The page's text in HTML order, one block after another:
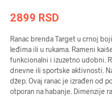
2899 RSD
Ranac brenda Target u crnoj
leđima ili u rukama. Rameni
funkcionalni i izuzetno udobni.
dnevne ili sportske aktivnosti.
džep. Ovaj ranac je izrađen od
otporan na habanje. Dimenzije